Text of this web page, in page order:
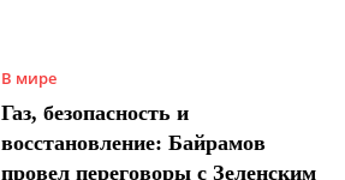
В мире
Газ, безопасность и
восстановление: Байрамов
провел переговоры с Зеленским